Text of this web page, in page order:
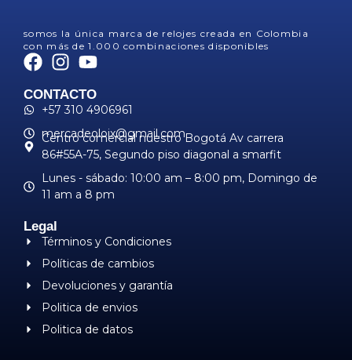
somos la única marca de relojes creada en Colombia
con más de 1.000 combinaciones disponibles
CONTACTO
+57 310 4906961
mercadeoloix@gmail.com
Centro comercial nuestro Bogotá Av carrera
86#55A-75, Segundo piso diagonal a smarfit
Lunes - sábado: 10:00 am – 8:00 pm, ​Domingo de
11 am a 8 pm
Legal
Términos y Condiciones
Políticas de cambios
Devoluciones y garantía
Politica de envios
Politica de datos